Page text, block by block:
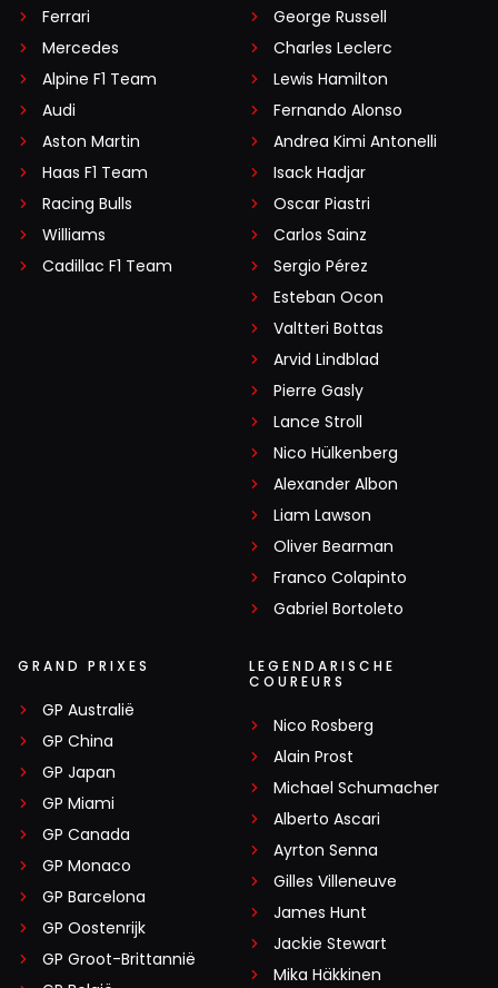
Ferrari
Mercedes
Alpine F1 Team
Audi
Aston Martin
Haas F1 Team
Racing Bulls
Williams
Cadillac F1 Team
George Russell
Charles Leclerc
Lewis Hamilton
Fernando Alonso
Andrea Kimi Antonelli
Isack Hadjar
Oscar Piastri
Carlos Sainz
Sergio Pérez
Esteban Ocon
Valtteri Bottas
Arvid Lindblad
Pierre Gasly
Lance Stroll
Nico Hülkenberg
Alexander Albon
Liam Lawson
Oliver Bearman
Franco Colapinto
Gabriel Bortoleto
GRAND PRIXES
GP Australië
GP China
GP Japan
GP Miami
GP Canada
GP Monaco
GP Barcelona
GP Oostenrijk
GP Groot-Brittannië
LEGENDARISCHE
COUREURS
Nico Rosberg
Alain Prost
Michael Schumacher
Alberto Ascari
Ayrton Senna
Gilles Villeneuve
James Hunt
Jackie Stewart
Mika Häkkinen